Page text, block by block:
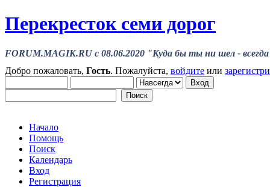
Перекресток семи дорог
FORUM.MAGIK.RU c 08.06.2020 "Куда бы ты ни шел - всегда
Добро пожаловать, Гость. Пожалуйста, войдите или
Начало
Помощь
Поиск
Календарь
Вход
Регистрация